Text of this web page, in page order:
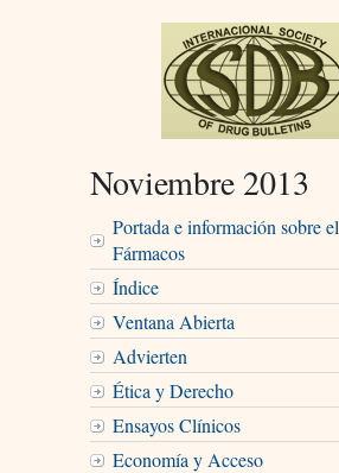
Noviembre 2013
Portada e información sobre
Fármacos
Índice
Ventana Abierta
Advierten
Ética y Derecho
Ensayos Clínicos
Economía y Acceso